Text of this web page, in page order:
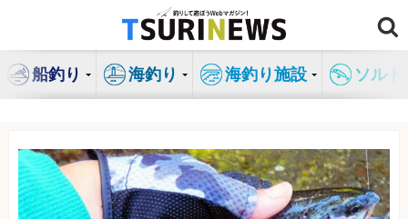
ン
船釣り 海釣り 海釣り施設 ソル